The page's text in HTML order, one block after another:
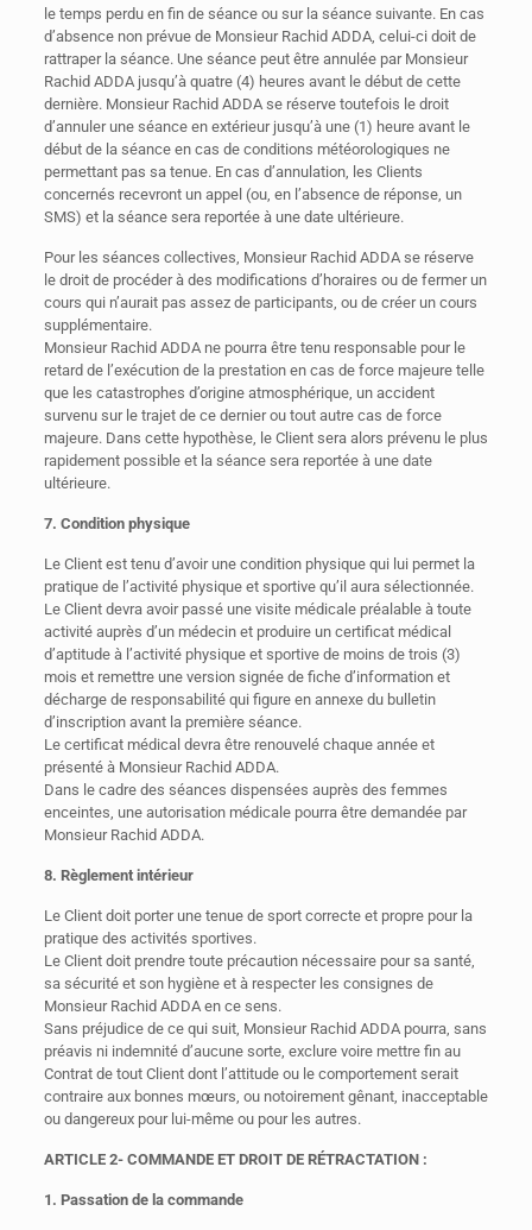
le temps perdu en fin de séance ou sur la séance suivante. En cas
d’absence non prévue de Monsieur Rachid ADDA, celui-ci doit de
rattraper la séance. Une séance peut être annulée par Monsieur
Rachid ADDA jusqu’à quatre (4) heures avant le début de cette
dernière. Monsieur Rachid ADDA se réserve toutefois le droit
d’annuler une séance en extérieur jusqu’à une (1) heure avant le
début de la séance en cas de conditions météorologiques ne
permettant pas sa tenue. En cas d’annulation, les Clients
concernés recevront un appel (ou, en l’absence de réponse, un
SMS) et la séance sera reportée à une date ultérieure.
Pour les séances collectives, Monsieur Rachid ADDA se réserve
le droit de procéder à des modifications d’horaires ou de fermer un
cours qui n’aurait pas assez de participants, ou de créer un cours
supplémentaire.
Monsieur Rachid ADDA ne pourra être tenu responsable pour le
retard de l’exécution de la prestation en cas de force majeure telle
que les catastrophes d’origine atmosphérique, un accident
survenu sur le trajet de ce dernier ou tout autre cas de force
majeure. Dans cette hypothèse, le Client sera alors prévenu le plus
rapidement possible et la séance sera reportée à une date
ultérieure.
7. Condition physique
Le Client est tenu d’avoir une condition physique qui lui permet la
pratique de l’activité physique et sportive qu’il aura sélectionnée.
Le Client devra avoir passé une visite médicale préalable à toute
activité auprès d’un médecin et produire un certificat médical
d’aptitude à l’activité physique et sportive de moins de trois (3)
mois et remettre une version signée de fiche d’information et
décharge de responsabilité qui figure en annexe du bulletin
d’inscription avant la première séance.
Le certificat médical devra être renouvelé chaque année et
présenté à Monsieur Rachid ADDA.
Dans le cadre des séances dispensées auprès des femmes
enceintes, une autorisation médicale pourra être demandée par
Monsieur Rachid ADDA.
8. Règlement intérieur
Le Client doit porter une tenue de sport correcte et propre pour la
pratique des activités sportives.
Le Client doit prendre toute précaution nécessaire pour sa santé,
sa sécurité et son hygiène et à respecter les consignes de
Monsieur Rachid ADDA en ce sens.
Sans préjudice de ce qui suit, Monsieur Rachid ADDA pourra, sans
préavis ni indemnité d’aucune sorte, exclure voire mettre fin au
Contrat de tout Client dont l’attitude ou le comportement serait
contraire aux bonnes mœurs, ou notoirement gênant, inacceptable
ou dangereux pour lui-même ou pour les autres.
ARTICLE 2- COMMANDE ET DROIT DE RÉTRACTATION :
1. Passation de la commande